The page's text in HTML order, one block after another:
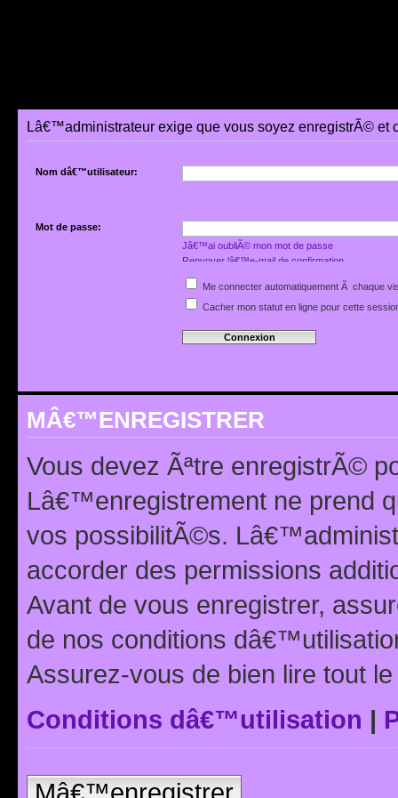
Lâ€™administrateur exige que vous soyez enregistrÃ©
Nom dâ€™utilisateur:
Mot de passe:
Jâ€™ai oubliÃ© mon mot de passe
Renvoyer lâ€™e-mail de confirmation
Me connecter automatiquement Ã chaque
Cacher mon statut en ligne pour cette
MÂ€™ENREGISTRER
Vous devez Ãªtre enregistrÃ©
Lâ€™enregistrement ne prend
vos possibilitÃ©s.
accorder des permissions
Avant de vous enregistrer,
de nos conditions
Assurez-vous de bien lire tout
Conditions dâ€™utilisation |
Mâ€™enregistrer